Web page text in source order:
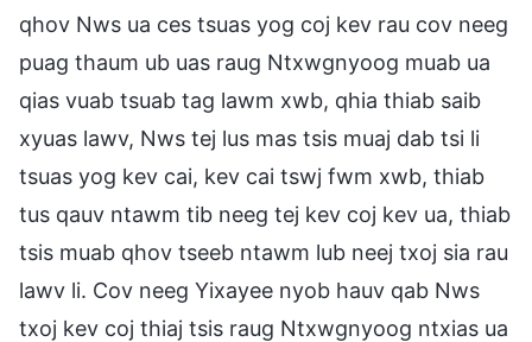
qhov Nws ua ces tsuas yog coj kev rau cov neeg
puag thaum ub uas raug Ntxwgnyoog muab ua
qias vuab tsuab tag lawm xwb, qhia thiab saib
xyuas lawv, Nws tej lus mas tsis muaj dab tsi li
tsuas yog kev cai, kev cai tswj fwm xwb, thiab
tus qauv ntawm tib neeg tej kev coj kev ua, thiab
tsis muab qhov tseeb ntawm lub neej txoj sia rau
lawv li. Cov neeg Yixayee nyob hauv qab Nws
txoj kev coj thiaj tsis raug Ntxwgnyoog ntxias ua